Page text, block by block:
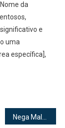
da
e
uma
específica],
Nega Maluca de Liquidificador com Leite Condensado